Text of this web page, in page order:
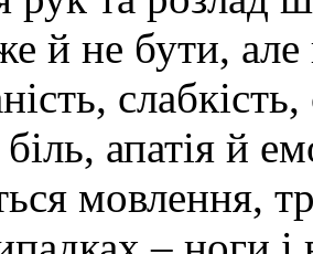
й не бути,
слабкість,
апатія й
мовлення,